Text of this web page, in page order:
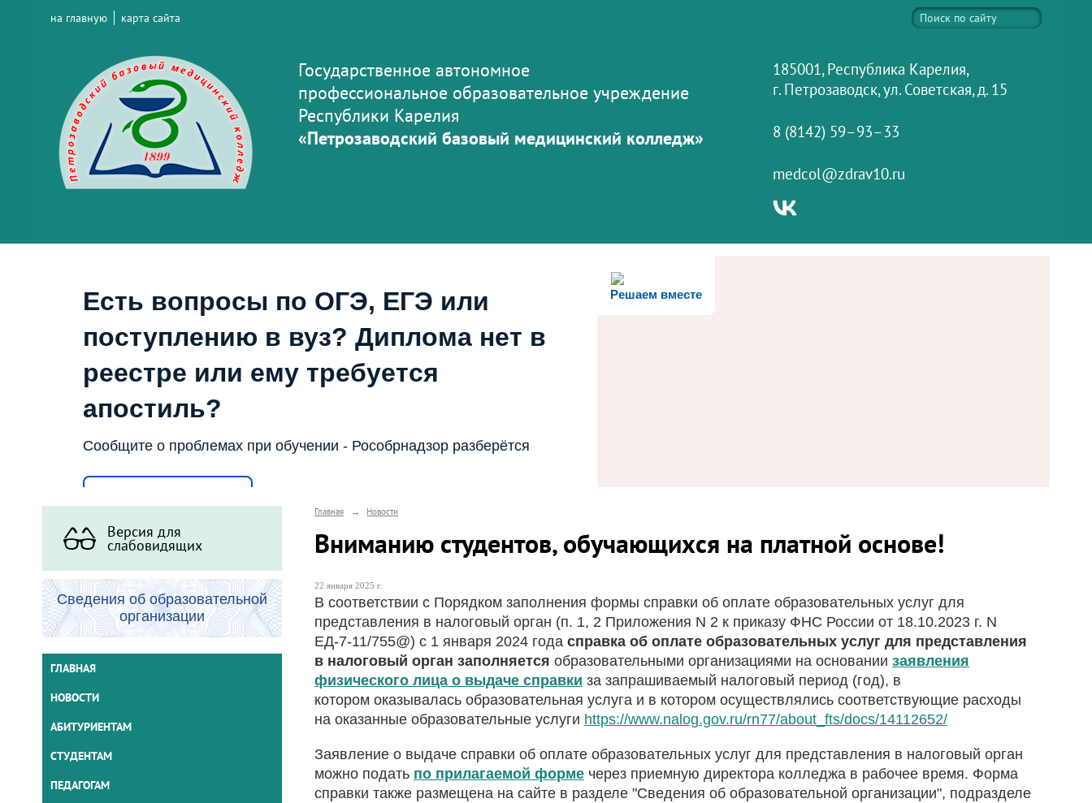
на главную карта сайта
Государственное автономное
профессиональное образовательное учреждение
Республики Карелия
«Петрозаводский базовый медицинский колледж»
185001, Республика Карелия,
г. Петрозаводск, ул. Советская, д. 15
8 (8142) 59–93–33
medcol@zdrav10.ru
Решаем вместе
Есть вопросы по ОГЭ, ЕГЭ или
поступлению в вуз? Диплома нет в
реестре или ему требуется
апостиль?
Сообщите о проблемах при обучении - Рособрнадзор разберётся
Версия для
слабовидящих
Сведения об образовательной
организации
ГЛАВНАЯ
НОВОСТИ
АБИТУРИЕНТАМ
СТУДЕНТАМ
ПЕДАГОГАМ
Главная → Новости
Вниманию студентов, обучающихся на платной основе!
22 января 2025 г.
В соответствии с Порядком заполнения формы справки об оплате образовательных услуг для
представления в налоговый орган (п. 1, 2 Приложения N 2 к приказу ФНС России от 18.10.2023 г. N
ЕД-7-11/755@) с 1 января 2024 года справка об оплате образовательных услуг для представления
в налоговый орган заполняется образовательными организациями на основании заявления
физического лица о выдаче справки за запрашиваемый налоговый период (год), в
котором оказывалась образовательная услуга и в котором осуществлялись соответствующие расходы
на оказанные образовательные услуги https://www.nalog.gov.ru/rn77/about_fts/docs/14112652/
Заявление о выдаче справки об оплате образовательных услуг для представления в налоговый орган
можно подать по прилагаемой форме через приемную директора колледжа в рабочее время. Форма
справки также размещена на сайте в разделе "Сведения об образовательной организации", подразделе